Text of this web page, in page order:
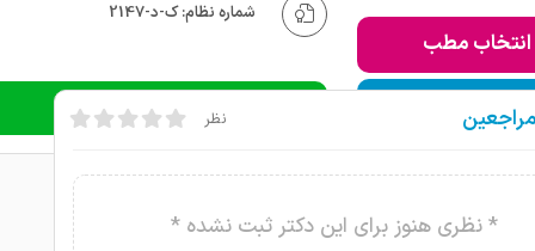
انتخاب مطب
به لیست من
شماره نظام: ک-د-2147
دریافت نوبت تلفنی نظر
* نظری هنوز برای این دکتر ثبت نشده *